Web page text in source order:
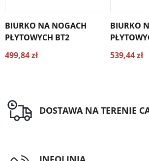
BIURKO NA NOGACH
PŁYTOWYCH BT2
499,84 zł
BIURKO
539,44 zł
DOSTAWA NA TERENIE